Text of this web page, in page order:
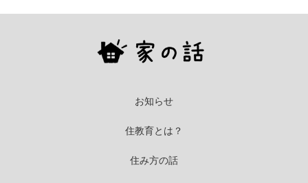
お知らせ
住教育とは？
住み方の話